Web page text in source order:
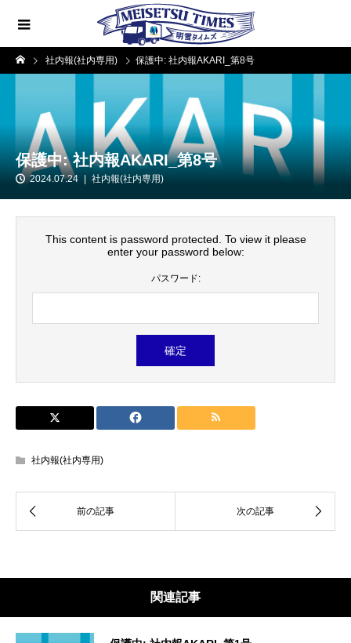
社内報(社内専用) 保護中: 社内報AKARI_第8号
保護中: 社内報AKARI_第8号
2024.07.24 社内報(社内専用)
This content is password protected. To view it please
enter your password below:
パスワード:
社内報(社内専用)
関連記事